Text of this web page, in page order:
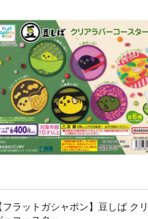
フラットガシャポン】豆しば ク